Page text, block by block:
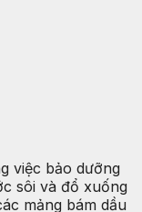
việc bảo dưỡng
sôi và đổ xuống
mảng bám dầu